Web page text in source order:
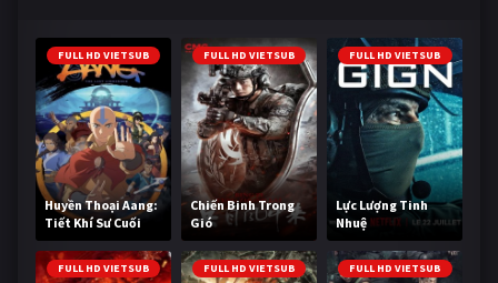
FULL HD VIETSUB
Huyền Thoại Aang:
Tiết Khí Sư Cuối
Cùng
FULL HD VIETSUB
Chiến Binh Trong
Gió
FULL HD VIETSUB
Lực Lượng Tinh
Nhuệ
FULL HD VIETSUB FULL HD VIETSUB FULL HD VIETSUB